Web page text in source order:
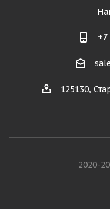
125130,
2020-